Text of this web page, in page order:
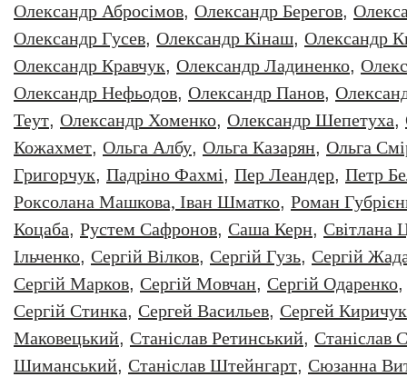
Олександр Абросімов, Олександр Берегов,
Олександр Гусев, Олександр Кінаш, Олександр
Олександр Кравчук, Олександр Ладиненко,
Олександр Нефьодов, Олександр Панов,
Теут, Олександр Хоменко, Олександр Шепетуха,
Кожахмет, Ольга Албу, Ольга Казарян, Ольга
Григорчук, Падріно Фахмі, Пер Леандер, Петр
Роксолана Машкова, Іван Шматко, Роман
Коцаба, Рустем Сафронов, Саша Керн, Світлана
Ільченко, Сергій Вілков, Сергій Гузь, Сергій
Сергій Марков, Сергій Мовчан, Сергій Одаренко
Сергій Стинка, Сергей Васильев, Сергей Киричук
Маковецький, Станіслав Ретинський, Станіслав
Шиманський, Станіслав Штейнгарт, Сюзанна